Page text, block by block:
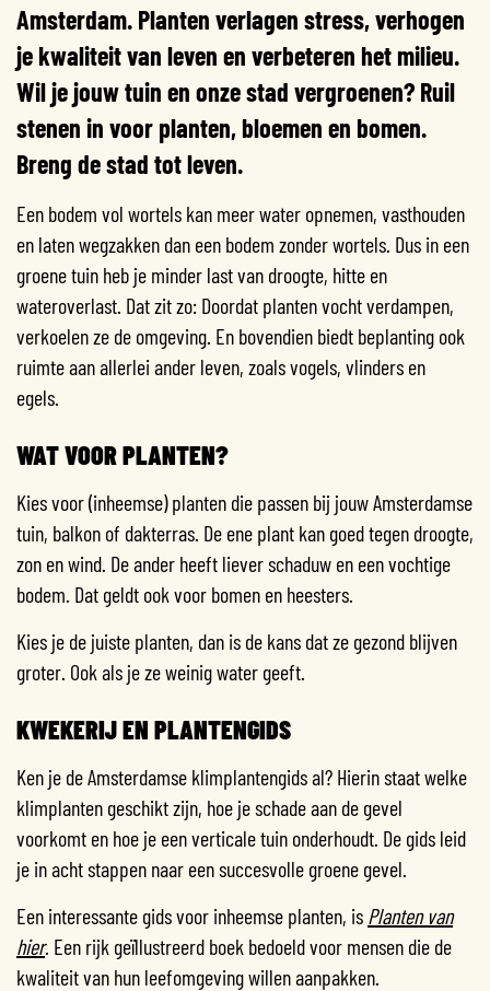
Amsterdam. Planten verlagen stress, verhogen
je kwaliteit van leven en verbeteren het milieu.
Wil je jouw tuin en onze stad vergroenen? Ruil
stenen in voor planten, bloemen en bomen.
Breng de stad tot leven.
Een bodem vol wortels kan meer water opnemen, vasthouden
en laten wegzakken dan een bodem zonder wortels. Dus in een
groene tuin heb je minder last van droogte, hitte en
wateroverlast. Dat zit zo: Doordat planten vocht verdampen,
verkoelen ze de omgeving. En bovendien biedt beplanting ook
ruimte aan allerlei ander leven, zoals vogels, vlinders en
egels.
WAT VOOR PLANTEN?
Kies voor (inheemse) planten die passen bij jouw Amsterdamse
tuin, balkon of dakterras. De ene plant kan goed tegen droogte,
zon en wind. De ander heeft liever schaduw en een vochtige
bodem. Dat geldt ook voor bomen en heesters.
Kies je de juiste planten, dan is de kans dat ze gezond blijven
groter. Ook als je ze weinig water geeft.
KWEKERIJ EN PLANTENGIDS
Ken je deAmsterdamse klimplantengidsal? Hierin staat welke
klimplanten geschikt zijn, hoe je schade aan de gevel
voorkomt en hoe je een verticale tuin onderhoudt. De gids leid
je in acht stappen naar een succesvolle groene gevel.
Een interessante gids voor inheemse planten, is Planten van
hier. Een rijk geïllustreerd boek bedoeld voor mensen die de
kwaliteit van hun leefomgeving willen aanpakken.